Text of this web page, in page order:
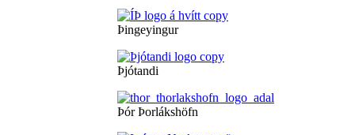
Þingeyingur
Þjótandi
Þór Þorlákshöfn